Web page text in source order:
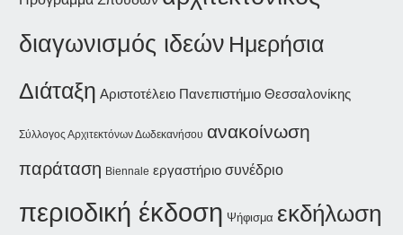
διαγωνισμός ιδεών Ημερήσια
Διάταξη Αριστοτέλειο Πανεπιστήμιο Θεσσαλονίκης
Σύλλογος Αρχιτεκτόνων Δωδεκανήσου ανακοίνωση
παράταση Biennale εργαστήριο συνέδριο
περιοδική έκδοση Ψήφισμα εκδήλωση